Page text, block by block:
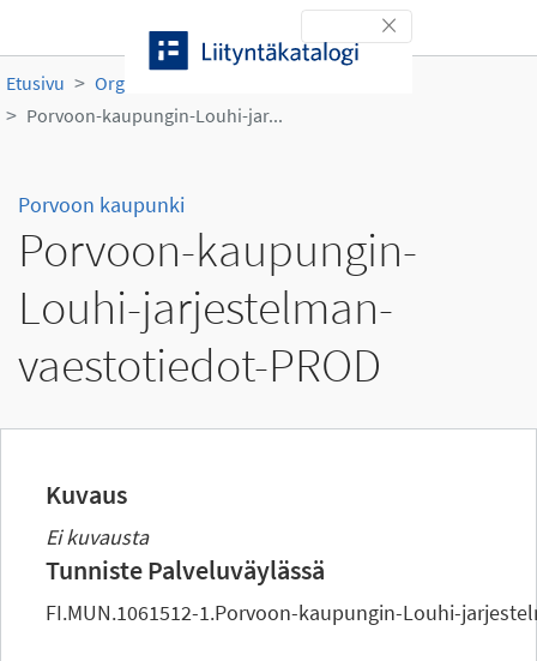
Toggle navigation
Etusivu Organisaatiot
Porvoon-kaupungin-Louhi-jar...
Porvoon kaupunki
Porvoon-kaupungin-
Louhi-jarjestelman-
vaestotiedot-PROD
Kuvaus
Ei kuvausta
Tunniste Palveluväylässä
FI.MUN.1061512-1.Porvoon-kaupungin-Louhi-